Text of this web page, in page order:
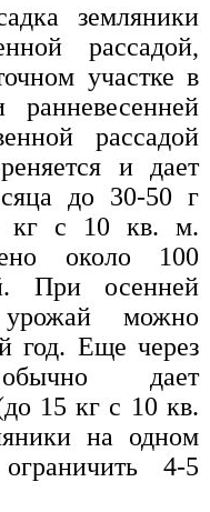
земляники
рассадой,
участке в
рассадой
и дает
до 30-50 г
кг с 10 кв. м.
около 100
При осенней
можно
год. Еще через
дает
15 кг с 10 кв.
на одном
4-5